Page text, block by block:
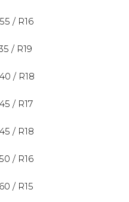
/ R16
/ R19
/ R18
/ R17
/ R18
/ R16
/ R15